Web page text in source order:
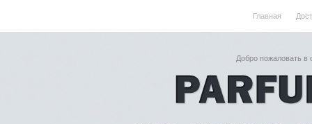
Главная
Добро пожаловать